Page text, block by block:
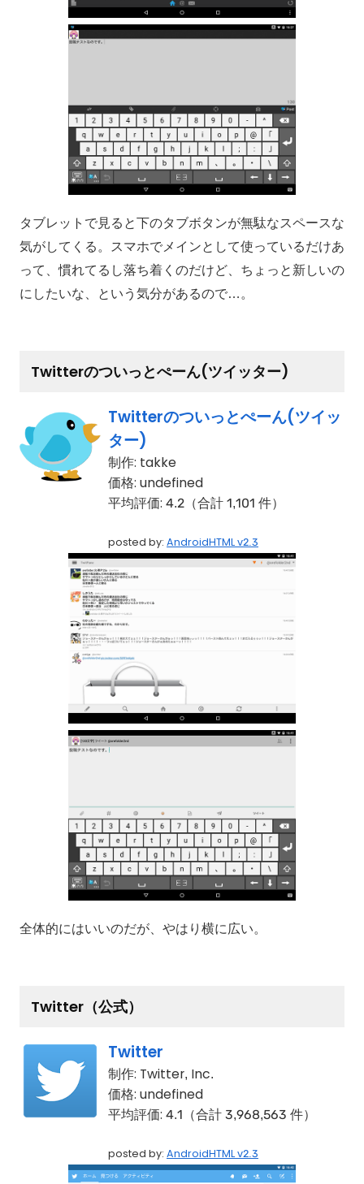
タブレットで見ると下のタブボタンが無駄なスペースな
気がしてくる。スマホでメインとして使っているだけあ
って、慣れてるし落ち着くのだけど、ちょっと新しいの
にしたいな、という気分があるので…。
Twitterのついっとぺーん(ツイッター)
Twitterのついっとぺーん(ツイッ
ター)
制作: takke
価格: undefined
平均評価: 4.2（合計 1,101 件）
posted by: AndroidHTML v2.3
全体的にはいいのだが、やはり横に広い。
Twitter（公式）
Twitter
制作: Twitter, Inc.
価格: undefined
平均評価: 4.1（合計 3,968,563 件）
posted by: AndroidHTML v2.3